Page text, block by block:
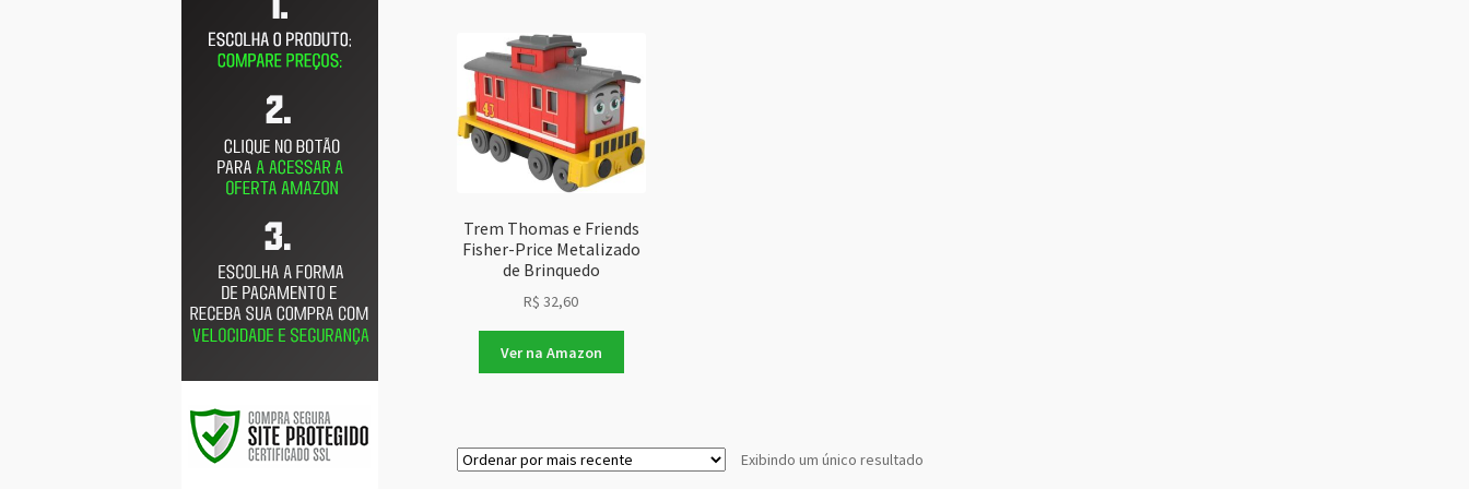
Trem Thomas e Friends
Fisher-Price Metalizado
de Brinquedo
R$ 32,60
Ver na Amazon
Exibindo um único resultado